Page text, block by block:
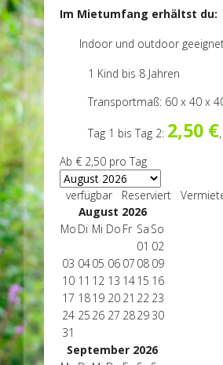
Im Mietumfang erhältst du:
Indoor und outdoor
1 Kind bis 8 Jahren
Transportmaß: 60 x 40 x
Tag 1 bis Tag 2: 2,50 €
Ab € 2,50 pro Tag
verfügbar Reserviert
August 2026
Mo Di Mi Do Fr Sa So
01 02
03 0405 06 07 08 09
10 11 12 13 1415 16
17 1819 20 21 22 23
24 25 26 27 2829 30
31
September 2026